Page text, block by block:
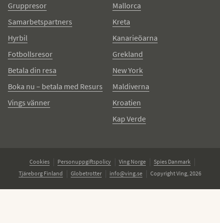
Gruppresor
Samarbetspartners
Hyrbil
Fotbollsresor
Betala din resa
Boka nu – betala med Resurs
Vings vänner
Mallorca
Kreta
Kanarieöarna
Grekland
New York
Maldiverna
Kroatien
Kap Verde
Cookies Personuppgiftspolicy Ving Norge
Spies Danmark
Tjäreborg Finland
Globetrotter info@ving.se Copyright Ving, 2026